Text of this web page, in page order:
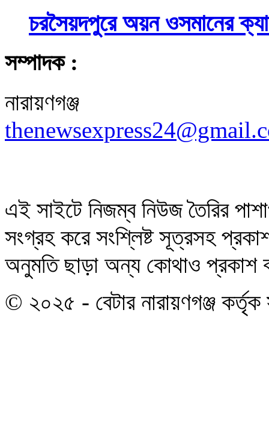
চরসৈয়দপুরে অয়ন ওসমানের
সম্পাদক :
নারায়ণগঞ্জ
এই সাইটে নিজম্ব নিউজ তৈরির
সংগ্রহ করে সংশ্লিষ্ট সূত্রসহ
অনুমতি ছাড়া অন্য কোথাও প্রকাশ
© ২০২৫ - বেটার নারায়ণগঞ্জ কর্তৃক